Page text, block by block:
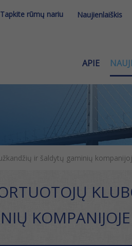
Tapkite rūmų nariu Naujienlaiškis
APIE
ir šaldytų gaminių